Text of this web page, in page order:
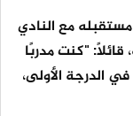
مع النادي
"كنت مدربًا
الدرجة الأولى،